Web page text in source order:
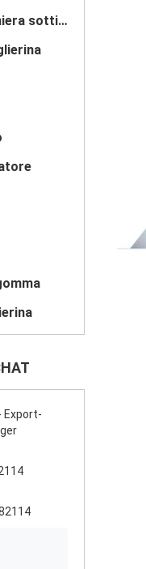
Lame di taglio della lamiera sottile
Export-